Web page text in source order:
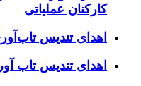
کارکنان عملیاتی
اهدای تندیس
اهدای تندیس تاب